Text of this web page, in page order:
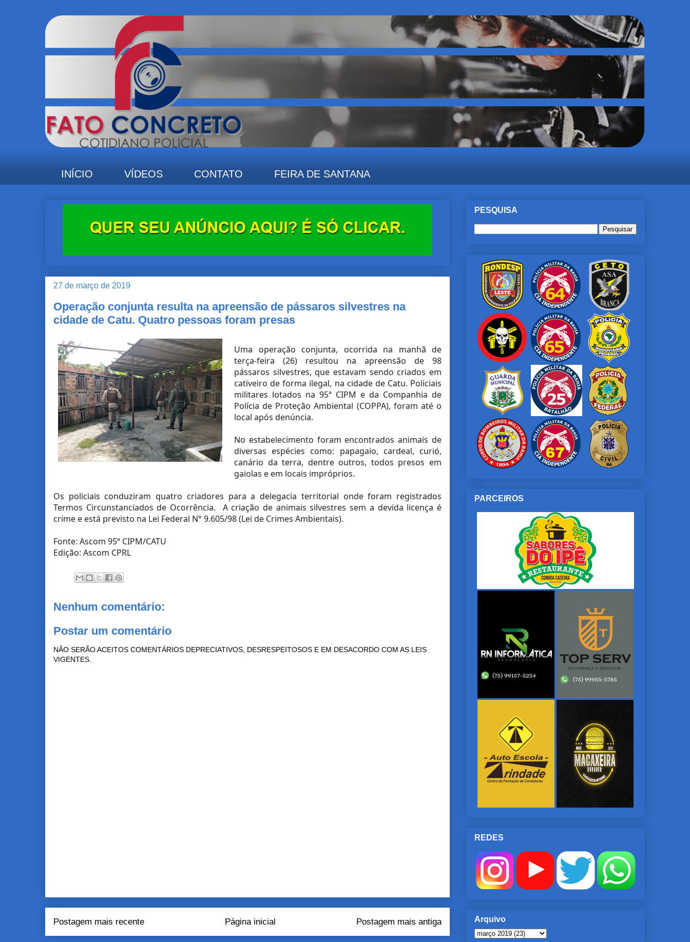
INÍCIO VÍDEOS CONTATO FEIRA DE SANTANA
27 de março de 2019
Operação conjunta resulta na apreensão de pássaros silvestres na
cidade de Catu. Quatro pessoas foram presas
Uma operação conjunta, ocorrida na manhã de
terça-feira (26) resultou na apreensão de 98
pássaros silvestres, que estavam sendo criados em
cativeiro de forma ilegal, na cidade de Catu. Policiais
militares lotados na 95ª CIPM e da Companhia de
Polícia de Proteção Ambiental (COPPA), foram até o
local após denúncia.
No estabelecimento foram encontrados animais de
diversas espécies como: papagaio, cardeal, curió,
canário da terra, dentre outros, todos presos em
gaiolas e em locais impróprios.
Os policiais conduziram quatro criadores para a delegacia territorial onde foram registrados
Termos Circunstanciados de Ocorrência. A criação de animais silvestres sem a devida licença é
crime e está previsto na Lei Federal N° 9.605/98 (Lei de Crimes Ambientais).
Fonte: Ascom 95ª CIPM/CATU
Edição: Ascom CPRL
Nenhum comentário:
Postar um comentário
NÃO SERÃO ACEITOS COMENTÁRIOS DEPRECIATIVOS, DESRESPEITOSOS E EM DESACORDO COM AS LEIS
VIGENTES.
Postagem mais recente Postagem mais antiga
Página inicial
PESQUISA
PARCEIROS
REDES
Arquivo